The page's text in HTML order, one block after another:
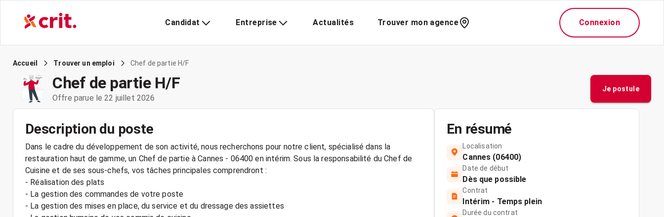
Candidat Entreprise Actualités Trouver mon agence Connexion
Accueil Trouver un emploi Chef de partie H/F
Chef de partie H/F
Offre parue le 22 juillet 2026
Je postule
Description du poste
Dans le cadre du développement de son activité, nous recherchons pour notre client, spécialisé dans la
restauration haut de gamme, un Chef de partie à Cannes - 06400 en intérim. Sous la responsabilité du Chef de
Cuisine et de ses sous-chefs, vos tâches principales comprendront :
- Réalisation des plats
- La gestion des commandes de votre poste
- La gestion des mises en place, du service et du dressage des assiettes
En résumé
Localisation
Cannes (06400)
Date de début
Dès que possible
Contrat
Intérim - Temps plein
Durée du contrat